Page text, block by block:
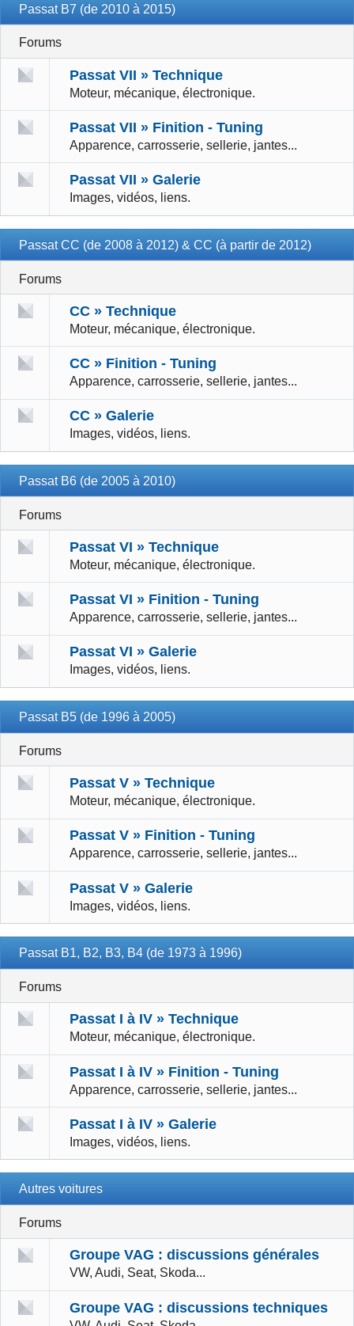
Passat B7 (de 2010 à 2015)
Forums
Passat VII » Technique
Moteur, mécanique, électronique.
Passat VII » Finition - Tuning
Apparence, carrosserie, sellerie, jantes...
Passat VII » Galerie
Images, vidéos, liens.
Passat CC (de 2008 à 2012) & CC (à partir de 2012)
Forums
CC » Technique
Moteur, mécanique, électronique.
CC » Finition - Tuning
Apparence, carrosserie, sellerie, jantes...
CC » Galerie
Images, vidéos, liens.
Passat B6 (de 2005 à 2010)
Forums
Passat VI » Technique
Moteur, mécanique, électronique.
Passat VI » Finition - Tuning
Apparence, carrosserie, sellerie, jantes...
Passat VI » Galerie
Images, vidéos, liens.
Passat B5 (de 1996 à 2005)
Forums
Passat V » Technique
Moteur, mécanique, électronique.
Passat V » Finition - Tuning
Apparence, carrosserie, sellerie, jantes...
Passat V » Galerie
Images, vidéos, liens.
Passat B1, B2, B3, B4 (de 1973 à 1996)
Forums
Passat I à IV » Technique
Moteur, mécanique, électronique.
Passat I à IV » Finition - Tuning
Apparence, carrosserie, sellerie, jantes...
Passat I à IV » Galerie
Images, vidéos, liens.
Autres voitures
Forums
Groupe VAG : discussions générales
VW, Audi, Seat, Skoda...
Groupe VAG : discussions techniques